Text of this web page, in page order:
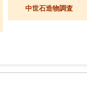
中世石造物調査